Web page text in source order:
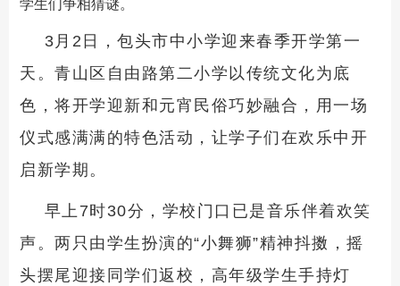
学生们争相猜谜。
3月2日，包头市中小学迎来春季开学第一
天。青山区自由路第二小学以传统文化为底
色，将开学迎新和元宵民俗巧妙融合，用一场
仪式感满满的特色活动，让学子们在欢乐中开
启新学期。
早上7时30分，学校门口已是音乐伴着欢笑
声。两只由学生扮演的“小舞狮”精神抖擞，摇
头摆尾迎接同学们返校，高年级学生手持灯